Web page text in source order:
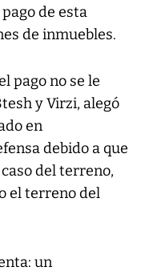
de esta
de inmuebles.
pago no se le
y Virzi, alegó
en
debido a que
del terreno,
el terreno del
un